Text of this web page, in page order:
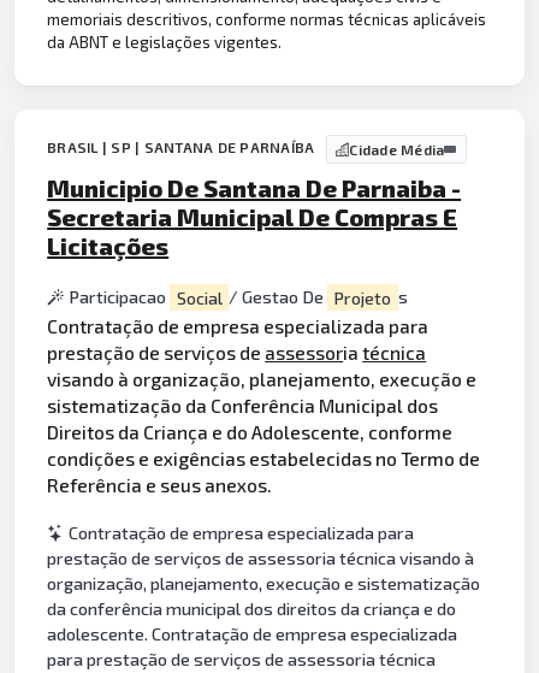
memoriais descritivos, conforme normas técnicas aplicáveis
da ABNT e legislações vigentes.
BRASIL | SP | SANTANA DE PARNAÍBA Cidade Média
Municipio De Santana De Parnaiba -
Secretaria Municipal De Compras E
Licitações
Participacao Social / Gestao De Projeto s
Contratação de empresa especializada para
prestação de serviços de assessoriatécnica
visando à organização, planejamento, execução e
sistematização da Conferência Municipal dos
Direitos da Criança e do Adolescente, conforme
condições e exigências estabelecidas no Termo de
Referência e seus anexos.
Contratação de empresa especializada para
prestação de serviços de assessoria técnica visando à
organização, planejamento, execução e sistematização
da conferência municipal dos direitos da criança e do
adolescente. Contratação de empresa especializada
para prestação de serviços de assessoria técnica